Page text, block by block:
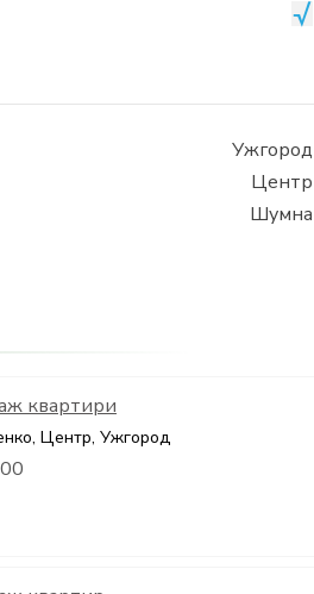
Ужгород
Центр
Шумна
квартири
Центр, Ужгород